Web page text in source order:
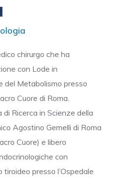
chirurgo che ha
con Lode in
del Metabolismo presso
Cuore di Roma.
Ricerca in Scienze della
Agostino Gemelli di Roma
Cuore) e libero
con
presso l’Ospedale